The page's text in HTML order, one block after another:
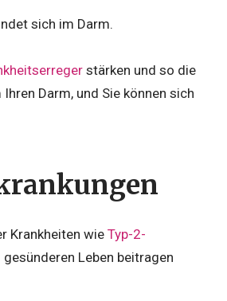
sich im Darm.
stärken und so die
Darm, und Sie können sich
Krankheiten wie Typ-2-
Leben beitragen